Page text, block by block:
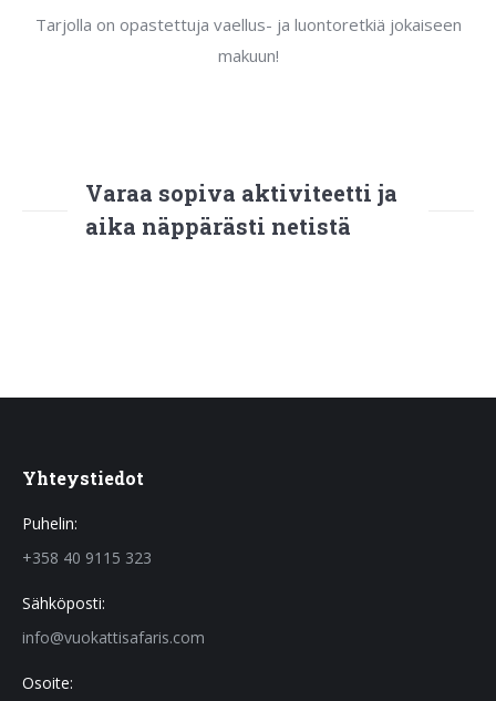
Tarjolla on opastettuja vaellus- ja luontoretkiä jokaiseen
makuun!
Varaa sopiva aktiviteetti ja
aika näppärästi netistä
Yhteystiedot
Puhelin:
+358 40 9115 323
Sähköposti:
info@vuokattisafaris.com
Osoite: